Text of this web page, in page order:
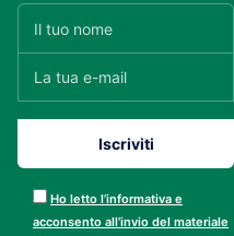
Ho letto l’informativa e
acconsento all’invio del materiale